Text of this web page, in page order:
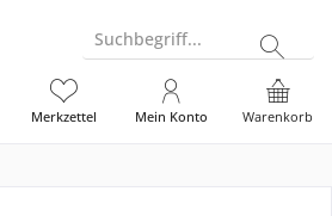
Suchbegriff...
Warenkorb
Merkzettel Mein Konto